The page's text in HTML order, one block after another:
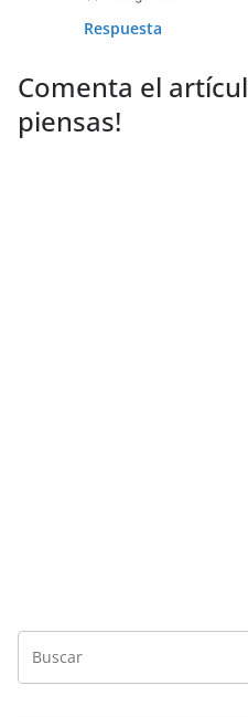
Respuesta
Comenta el
piensas!